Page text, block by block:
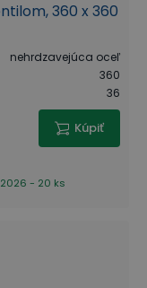
360 x 360
nehrdzavejúca oceľ
360
36
Kúpiť
2026 - 20 ks